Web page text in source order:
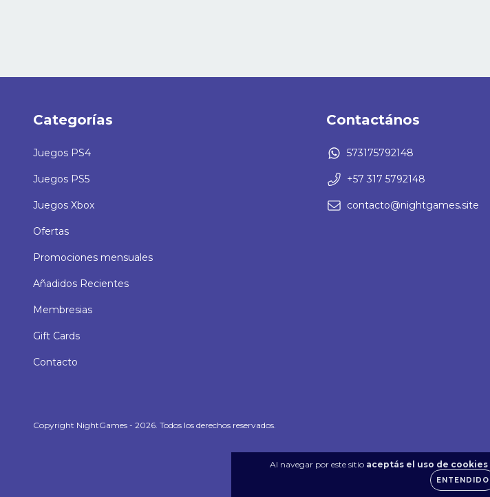
Al navegar por este sitio aceptás el uso de cookies
ENTENDIDO
Categorías
Juegos PS4
Juegos PS5
Juegos Xbox
Ofertas
Promociones mensuales
Añadidos Recientes
Membresias
Gift Cards
Contacto
Contactános
573175792148
+57 317 5792148
contacto@nightgames.site
Copyright NightGames - 2026. Todos los derechos reservados.